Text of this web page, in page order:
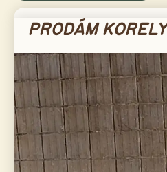
PRODÁM KORELY